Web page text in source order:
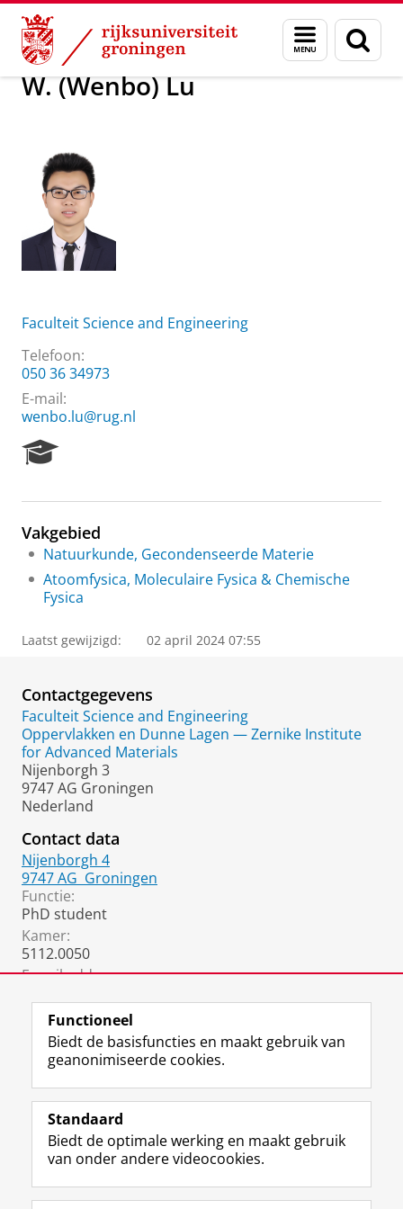
Skip
Content
Skip
Navigation
Menu
en
zoeken
Over ons W. (Wenbo) Lu
W. (Wenbo) Lu
Faculteit Science and Engineering
Telefoon:
050 36 34973
E-mail:
wenbo.lu@rug.nl
e
r
c
h
P
t
Vakgebied
Natuurkunde, Gecondenseerde Materie
Atoomfysica, Moleculaire Fysica & Chemische
Fysica
Laatst gewijzigd: 02 april 2024 07:55
Contactgegevens
Faculteit Science and Engineering
Oppervlakken en Dunne Lagen — Zernike Institute
for Advanced Materials
Nijenborgh 3
9747 AG Groningen
Nederland
Contact data
Nijenborgh 4
9747 AG Groningen
Functie:
PhD student
Kamer:
5112.0050
E-mail address:
Volg de RUG
F
a
e
b
o
L
i
k
e
I
R
S
-
f
e
I
n
t
r
Y
o
T
e
Studiekiezers
Functioneel
Biedt de basisfuncties en maakt gebruik van
geanonimiseerde cookies.
Standaard
Biedt de optimale werking en maakt gebruik
van onder andere videocookies.